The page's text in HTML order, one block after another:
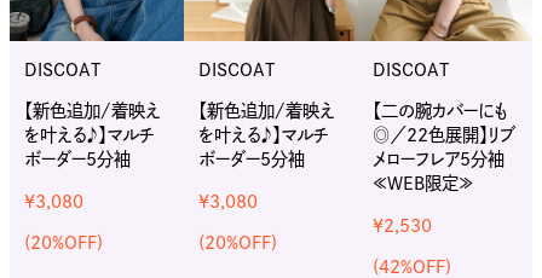
DISCOAT
【新色追加/着映え
を叶える♪】マルチ
ボーダー5分袖
¥3,080
(20%OFF)
DISCOAT
【新色追加/着映え
を叶える♪】マルチ
ボーダー5分袖
¥3,080
(20%OFF)
DISCOAT
【二の腕カバーにも
◎／22色展開】リブ
メローフレア5分袖
≪WEB限定≫
¥2,530
(42%OFF)